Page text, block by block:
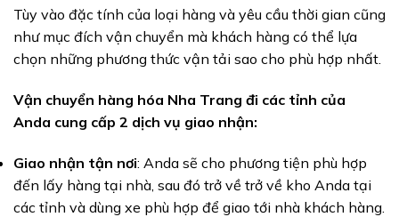
Tùy vào đặc tính của loại hàng và yêu cầu thời gian cũng
như mục đích vận chuyển mà khách hàng có thể lựa
chọn những phương thức vận tải sao cho phù hợp nhất.
Vận chuyển hàng hóa Nha Trang đi các tỉnh của
Anda cung cấp 2 dịch vụ giao nhận:
Giao nhận tận nơi: Anda sẽ cho phương tiện phù hợp
đến lấy hàng tại nhà, sau đó trở về trở về kho Anda tại
các tỉnh và dùng xe phù hợp để giao tới nhà khách hàng.